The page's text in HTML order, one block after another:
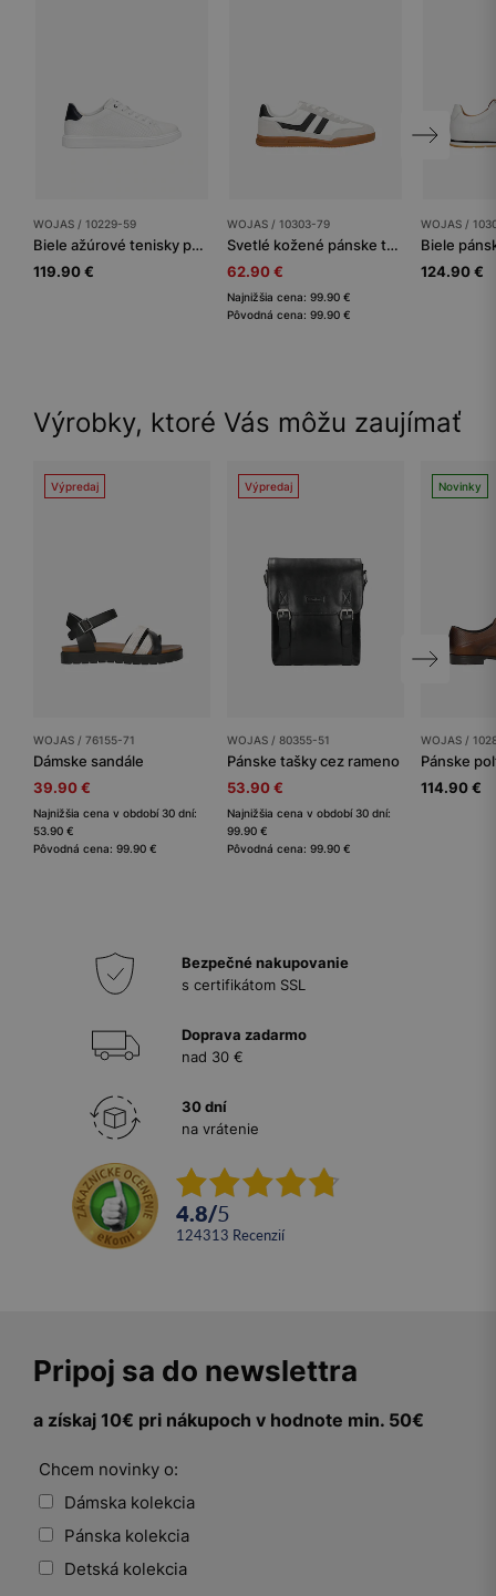
WOJAS / 10229-59
Biele ažúrové tenisky pánske s tmavomodrou vložkou
119.90 €
WOJAS / 10303-79
Svetlé kožené pánske tenisky s kontrastnými vsadkami
62.90 €
Najnižšia cena: 99.90 €
Pôvodná cena: 99.90 €
WOJAS /
124.90 €
Výrobky, ktoré Vás môžu zaujímať
Výpredaj
WOJAS / 76155-71
Dámske sandále
39.90 €
Najnižšia cena v období 30 dní:
53.90 €
Pôvodná cena: 99.90 €
Výpredaj
WOJAS / 80355-51
Pánske tašky cez rameno
53.90 €
Najnižšia cena v období 30 dní:
99.90 €
Pôvodná cena: 99.90 €
Novinky
WOJAS /
Pánske
114.90 €
Bezpečné nakupovanie
s certifikátom SSL
Doprava zadarmo
nad 30 €
30 dní
na vrátenie
4.8/5
124313 recenzií
Pripoj sa do newslettra
a získaj 10€ pri nákupoch v hodnote min. 50€
Chcem novinky o:
Dámska kolekcia
Pánska kolekcia
Detská kolekcia